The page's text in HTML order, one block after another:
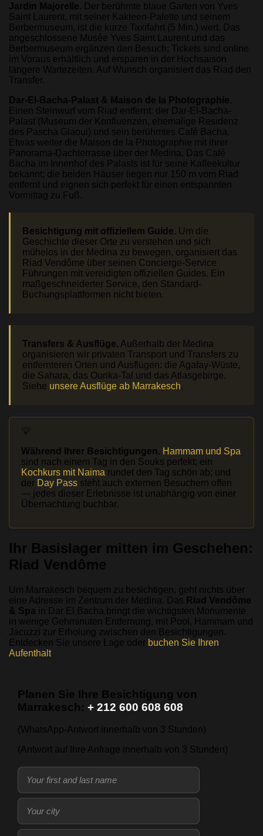
Jardin Majorelle. Der berühmte blaue Garten von Yves
Saint Laurent, mit seiner Kakteen-Palette und seinem
Berbermuseum, ist die kurze Taxifahrt (5 Min.) wert. Das
angeschlossene Musée Yves Saint Laurent und das
Berbermuseum ergänzen den Besuch; Tickets sind online
im Voraus erhältlich und ersparen in der Hochsaison
längere Wartezeiten. Auf Wunsch organisiert das Riad den
Transfer.
Dar-El-Bacha-Palast & Maison de la Photographie.
Einen Steinwurf vom Riad entfernt: der Dar-El-Bacha-
Palast (Museum der Konfluenzen, ehemalige Residenz
des Pascha Glaoui) und sein berühmtes Café Bacha.
Etwas weiter die Maison de la Photographie mit ihrer
Panorama-Dachterrasse über der Medina. Das Café
Bacha im Innenhof des Palasts ist für seine Kaffeekultur
bekannt; die beiden Häuser liegen nur 150 m vom Riad
entfernt und eignen sich perfekt für einen entspannten
Vormittag zu Fuß.
Besichtigung mit offiziellem Guide. Um die
Geschichte dieser Orte zu verstehen und sich
mühelos in der Medina zu bewegen, organisiert das
Riad Vendôme über seinen Concierge-Service
Führungen mit vereidigten offiziellen Guides. Ein
maßgeschneiderter Service, den Standard-
Buchungsplattformen nicht bieten.
Transfers & Ausflüge. Außerhalb der Medina
organisieren wir privaten Transport und Transfers zu
entfernteren Orten und Ausflügen: die Agafay-Wüste,
die Sahara, das Ourika-Tal und das Atlasgebirge.
Siehe unsere Ausflüge ab Marrakesch.
Während Ihrer Besichtigungen. Hammam und Spa
sind nach einem Tag in den Souks perfekt; ein
Kochkurs mit Naima rundet den Tag schön ab; und
der Day Pass steht auch externen Besuchern offen
— jedes dieser Erlebnisse ist unabhängig von einer
Übernachtung buchbar.
Ihr Basislager mitten im Geschehen:
Riad Vendôme
Um Marrakesch bequem zu besichtigen, geht nichts über
eine Adresse im Zentrum der Medina. Das Riad Vendôme
& Spa in Dar El Bacha bringt die wichtigsten Monumente
in wenige Gehminuten Entfernung, mit Pool, Hammam und
Jacuzzi zur Erholung zwischen den Besichtigungen.
Entdecken Sie unsere Lage oder buchen Sie Ihren
Aufenthalt.
Planen Sie Ihre Besichtigung von
Marrakesch: + 212 600 608 608
(WhatsApp-Antwort innerhalb von 3 Stunden)
(Antwort auf Ihre Anfrage innerhalb von 3 Stunden)